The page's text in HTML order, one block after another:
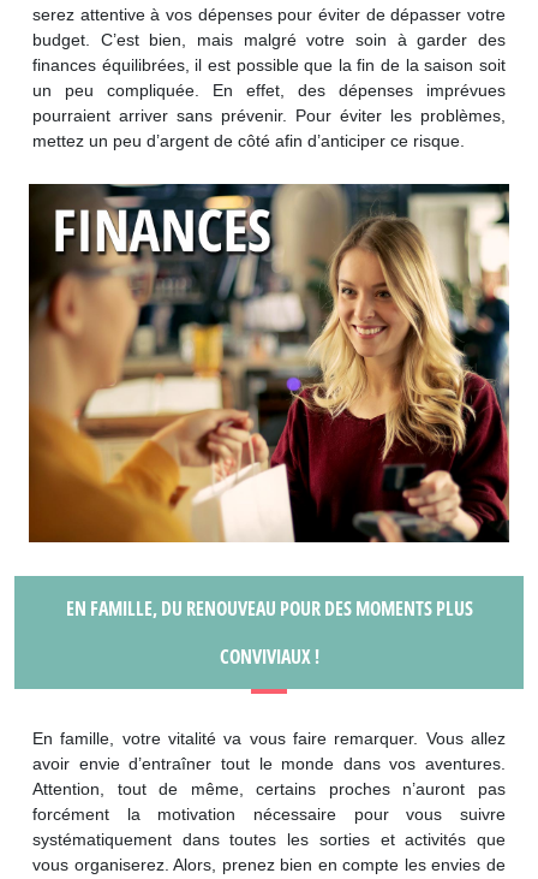
serez attentive à vos dépenses pour éviter de dépasser votre
budget. C’est bien, mais malgré votre soin à garder des
finances équilibrées, il est possible que la fin de la saison soit
un peu compliquée. En effet, des dépenses imprévues
pourraient arriver sans prévenir. Pour éviter les problèmes,
mettez un peu d’argent de côté afin d’anticiper ce risque.
EN FAMILLE, DU RENOUVEAU POUR DES MOMENTS PLUS
CONVIVIAUX !
En famille, votre vitalité va vous faire remarquer. Vous allez
avoir envie d’entraîner tout le monde dans vos aventures.
Attention, tout de même, certains proches n’auront pas
forcément la motivation nécessaire pour vous suivre
systématiquement dans toutes les sorties et activités que
vous organiserez. Alors, prenez bien en compte les envies de